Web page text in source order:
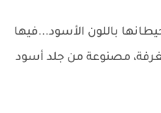
باللون الأسود...فيها
مصنوعة من جلد أسود